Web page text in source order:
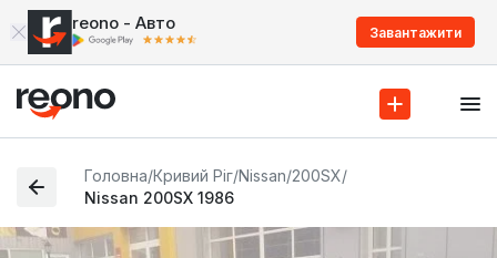
reono - Авто Завантажити
Головна/Кривий Ріг/Nissan/200SX/
Nissan 200SX 1986